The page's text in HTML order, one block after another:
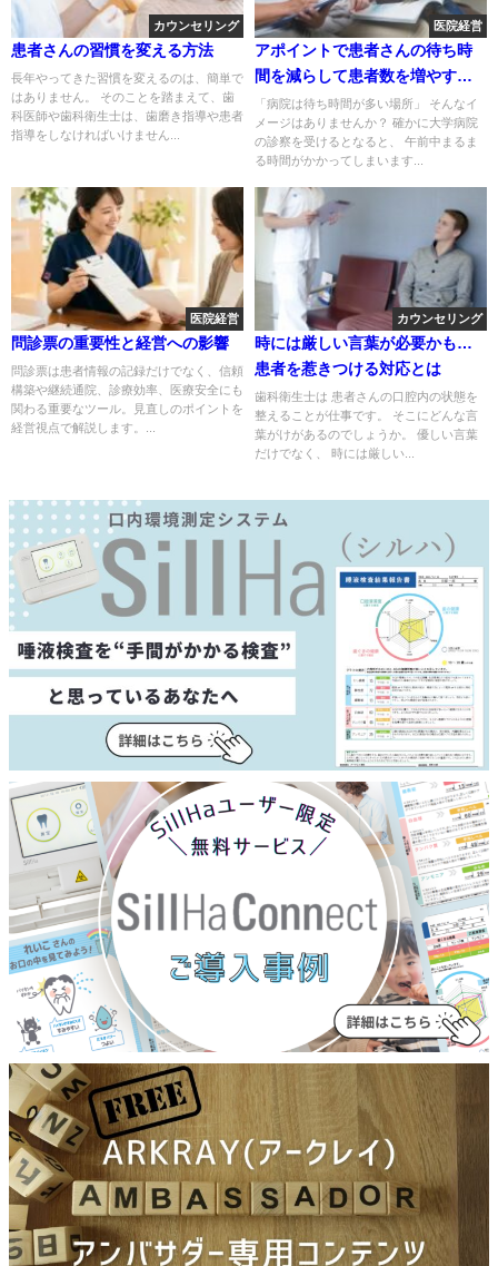
カウンセリング
患者さんの習慣を変える方法
長年やってきた習慣を変えるのは、簡単で
はありません。 そのことを踏まえて、歯
科医師や歯科衛生士は、歯磨き指導や患者
指導をしなければいけません...
医院経営
アポイントで患者さんの待ち時
間を減らして患者数を増やす方
法とは？
「病院は待ち時間が多い場所」 そんなイ
メージはありませんか？ 確かに大学病院
の診察を受けるとなると、 午前中まるま
る時間がかかってしまいます...
医院経営
問診票の重要性と経営への影響
問診票は患者情報の記録だけでなく、信頼
構築や継続通院、診療効率、医療安全にも
関わる重要なツール。見直しのポイントを
経営視点で解説します。...
カウンセリング
時には厳しい言葉が必要かも…
患者を惹きつける対応とは
歯科衛生士は 患者さんの口腔内の状態を
整えることが仕事です。 そこにどんな言
葉がけがあるのでしょうか。 優しい言葉
だけでなく、 時には厳しい...